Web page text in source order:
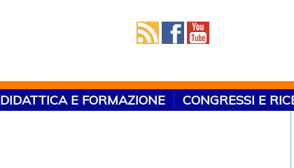
DIDATTICA E FORMAZIONE CONGRESSI E